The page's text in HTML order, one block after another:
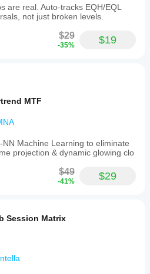
are real. Auto-tracks EQH/EQL
not just broken levels.
$29
-35% $19
MTF
Machine Learning to eliminate
projection & dynamic glowing clo
$49
-41% $29
Session Matrix